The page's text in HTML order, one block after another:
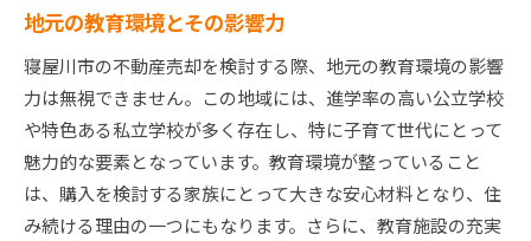
地元の教育環境とその影響力
寝屋川市の不動産売却を検討する際、地元の教育環境の影響
力は無視できません。この地域には、進学率の高い公立学校
や特色ある私立学校が多く存在し、特に子育て世代にとって
魅力的な要素となっています。教育環境が整っていること
は、購入を検討する家族にとって大きな安心材料となり、住
み続ける理由の一つにもなります。さらに、教育施設の充実